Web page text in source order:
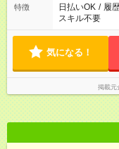
特徴 日払いOK / 履
スキル不要
気になる！
掲載元